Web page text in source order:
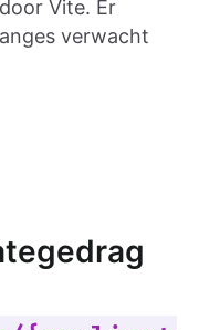
Vite. Er
verwacht